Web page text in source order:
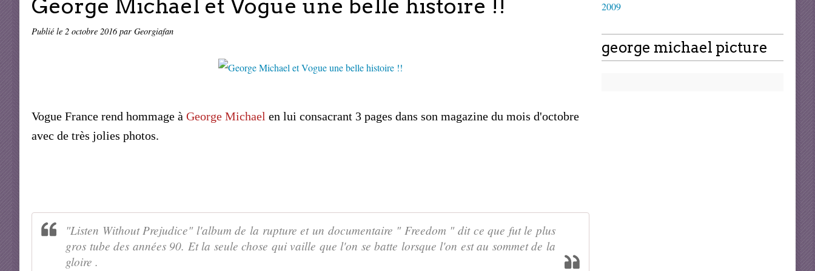
George Michael et Vogue une belle histoire !!
Publié le 2 octobre 2016par Georgiafan
Vogue France rend hommage à George Michael en lui consacrant 3 pages dans son magazine du mois d'octobre
avec de très jolies photos.
"Listen Without Prejudice" l'album de la rupture et un documentaire " Freedom " dit ce que fut le plus
gros tube des années 90. Et la seule chose qui vaille que l'on se batte lorsque l'on est au sommet de la
gloire .
2009
george michael picture